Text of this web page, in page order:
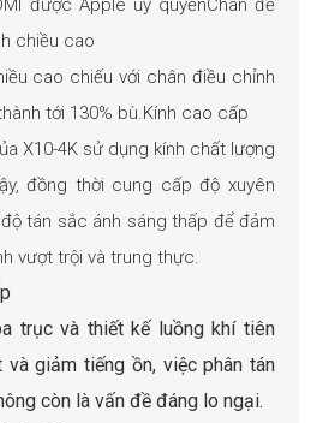
chiều cao
cao chiếu với chân điều chỉnh
tới 130% bù.Kính cao cấp
X10-4K sử dụng kính chất lượng
đồng thời cung cấp độ xuyên
tán sắc ánh sáng thấp để đảm
vượt trội và trung thực.
trục và thiết kế luồng khí tiên
giảm tiếng ồn, việc phân tán
còn là vấn đề đáng lo ngại.